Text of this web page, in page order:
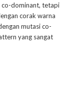
co-dominant, tetapi
corak warna
mutasi co-
yang sangat